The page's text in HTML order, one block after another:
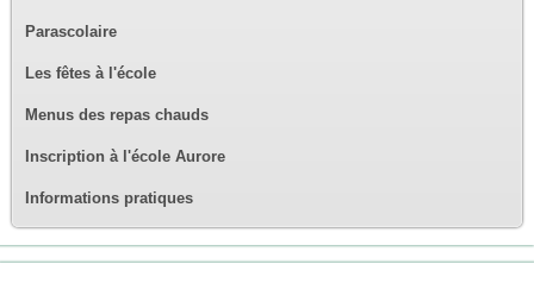
Parascolaire
Les fêtes à l'école
Menus des repas chauds
Inscription à l'école Aurore
Informations pratiques